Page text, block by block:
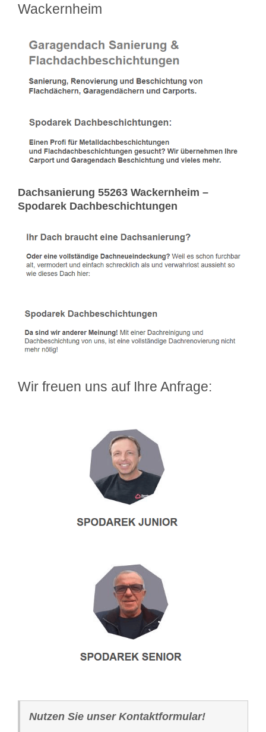
Wackernheim
Dachsanierung 55263 Wackernheim –
Spodarek Dachbeschichtungen
Wir freuen uns auf Ihre Anfrage:
Nutzen Sie unser Kontaktformular!